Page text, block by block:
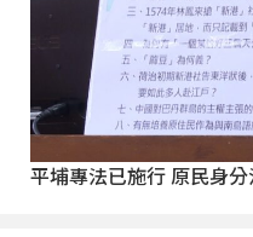
平埔專法已施行 原民身